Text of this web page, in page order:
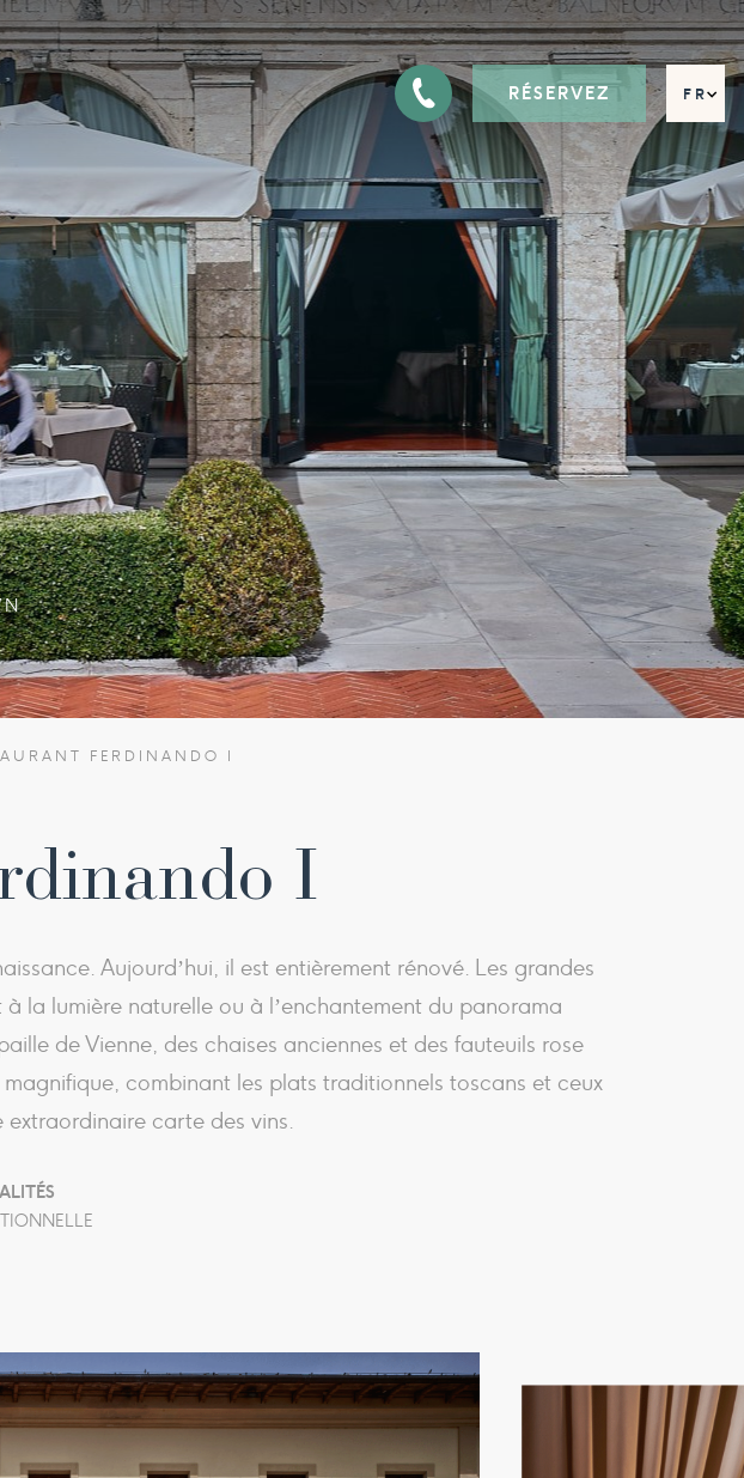
RÉSERVEZ
EN
FR
DE
IT
FERDINANDO I
I
Aujourd’hui, il est entièrement rénové. Les grandes
la lumière naturelle ou à l’enchantement du panorama
de Vienne, des chaises anciennes et des fauteuils rose
combinant les plats traditionnels toscans et ceux
extraordinaire carte des vins.